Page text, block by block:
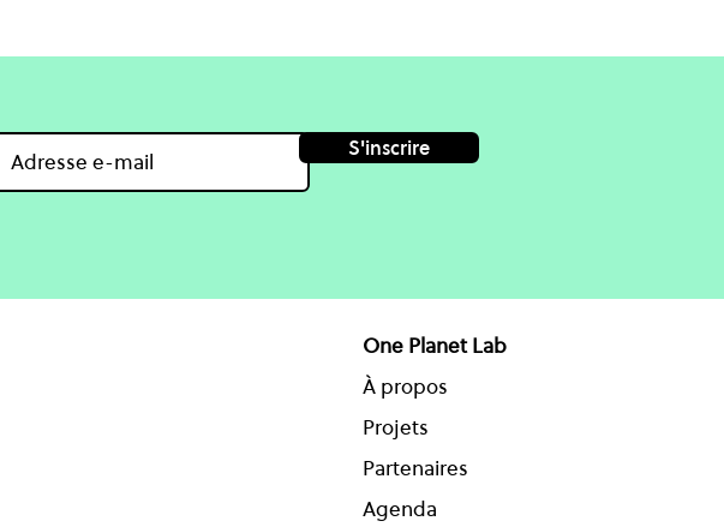
S'inscrire
One Planet Lab
À propos
Projets
Partenaires
Agenda